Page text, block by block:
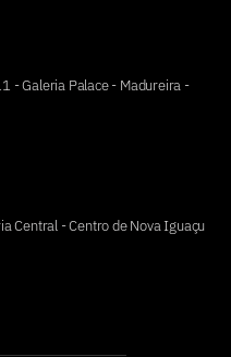
- Galeria Palace - Madureira -
Central - Centro de Nova Iguaçu